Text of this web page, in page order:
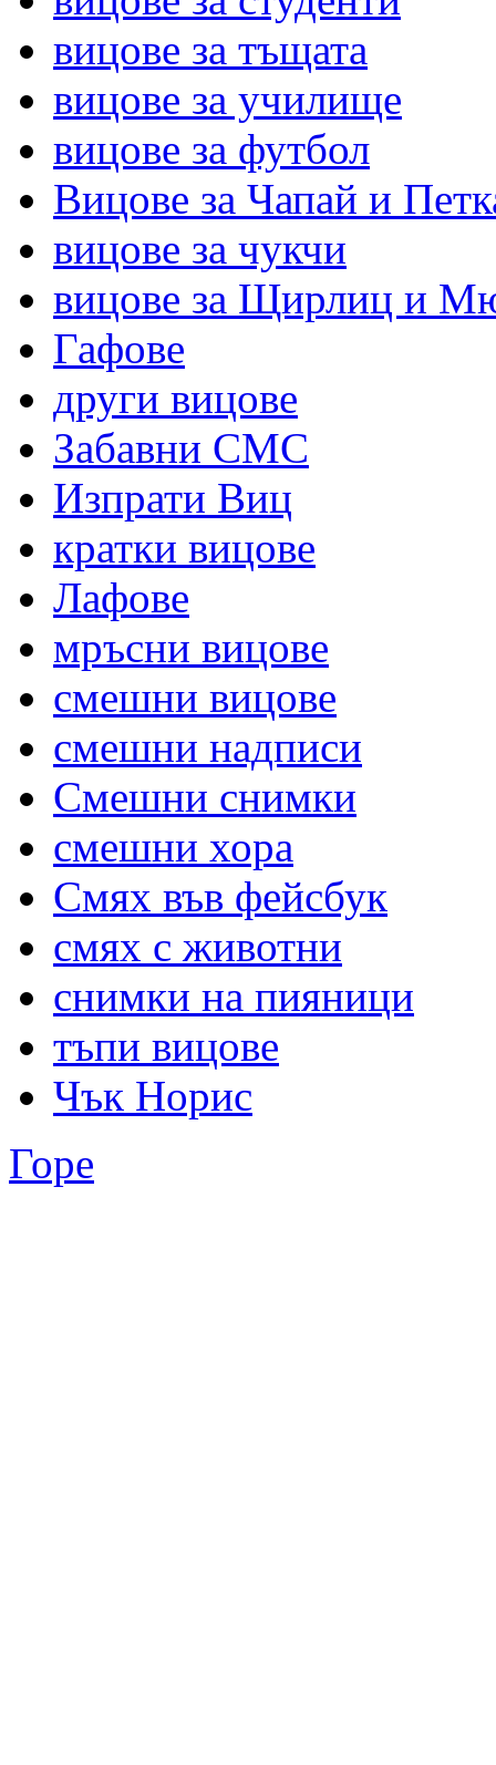
вицове за тъщата
вицове за училище
вицове за футбол
Вицове за Чапай и
вицове за чукчи
вицове за Щирлиц и
Гафове
други вицове
Забавни СМС
Изпрати Виц
кратки вицове
Лафове
мръсни вицове
смешни вицове
смешни надписи
Смешни снимки
смешни хора
Смях във фейсбук
смях с животни
снимки на пияници
тъпи вицове
Чък Норис
Горе